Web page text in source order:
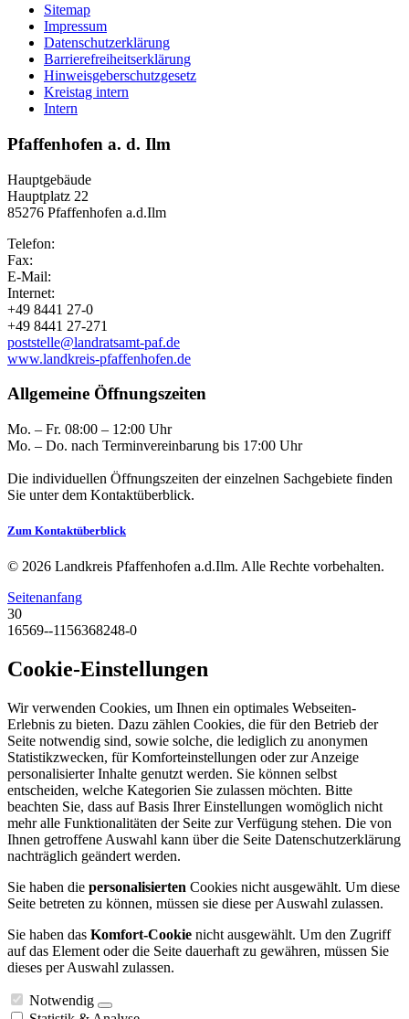
Sitemap
Impressum
Datenschutzerklärung
Barrierefreiheitserklärung
Hinweisgeberschutzgesetz
Kreistag intern
Intern
Pfaffenhofen a. d. Ilm
Hauptgebäude
Hauptplatz 22
85276 Pfaffenhofen a.d.Ilm
Telefon:
Fax:
E-Mail:
Internet:
+49 8441 27-0
+49 8441 27-271
poststelle@landratsamt-paf.de
www.landkreis-pfaffenhofen.de
Allgemeine Öffnungszeiten
Mo. – Fr. 08:00 – 12:00 Uhr
Mo. – Do. nach Terminvereinbarung bis 17:00 Uhr
Die individuellen Öffnungszeiten der einzelnen Sachgebiete finden
Sie unter dem Kontaktüberblick.
Zum Kontaktüberblick
© 2026 Landkreis Pfaffenhofen a.d.Ilm. Alle Rechte vorbehalten.
Seitenanfang
30
16569--1156368248-0
Cookie-Einstellungen
Wir verwenden Cookies, um Ihnen ein optimales Webseiten-
Erlebnis zu bieten. Dazu zählen Cookies, die für den Betrieb der
Seite notwendig sind, sowie solche, die lediglich zu anonymen
Statistikzwecken, für Komforteinstellungen oder zur Anzeige
personalisierter Inhalte genutzt werden. Sie können selbst
entscheiden, welche Kategorien Sie zulassen möchten. Bitte
beachten Sie, dass auf Basis Ihrer Einstellungen womöglich nicht
mehr alle Funktionalitäten der Seite zur Verfügung stehen. Die von
Ihnen getroffene Auswahl kann über die Seite Datenschutzerklärung
nachträglich geändert werden.
Sie haben die personalisierten Cookies nicht ausgewählt. Um diese
Seite betreten zu können, müssen sie diese per Auswahl zulassen.
Sie haben das Komfort-Cookie nicht ausgewählt. Um den Zugriff
auf das Element oder die Seite dauerhaft zu gewähren, müssen Sie
dieses per Auswahl zulassen.
Notwendig